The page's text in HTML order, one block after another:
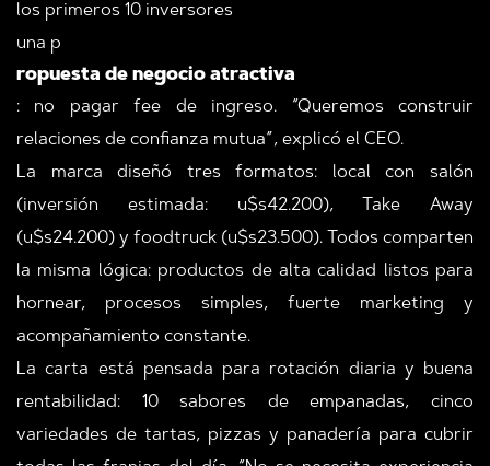
los primeros 10 inversores
una p
ropuesta de negocio atractiva
: no pagar fee de ingreso. “Queremos construir
relaciones de confianza mutua”, explicó el CEO.
La marca diseñó tres formatos: local con salón
(inversión estimada: u$s42.200), Take Away
(u$s24.200) y foodtruck (u$s23.500). Todos comparten
la misma lógica: productos de alta calidad listos para
hornear, procesos simples, fuerte marketing y
acompañamiento constante.
La carta está pensada para rotación diaria y buena
rentabilidad: 10 sabores de empanadas, cinco
variedades de tartas, pizzas y panadería para cubrir